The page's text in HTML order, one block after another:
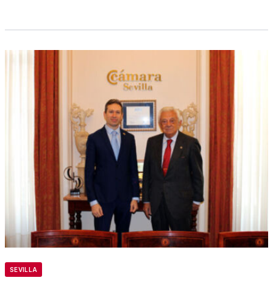
SEVILLA